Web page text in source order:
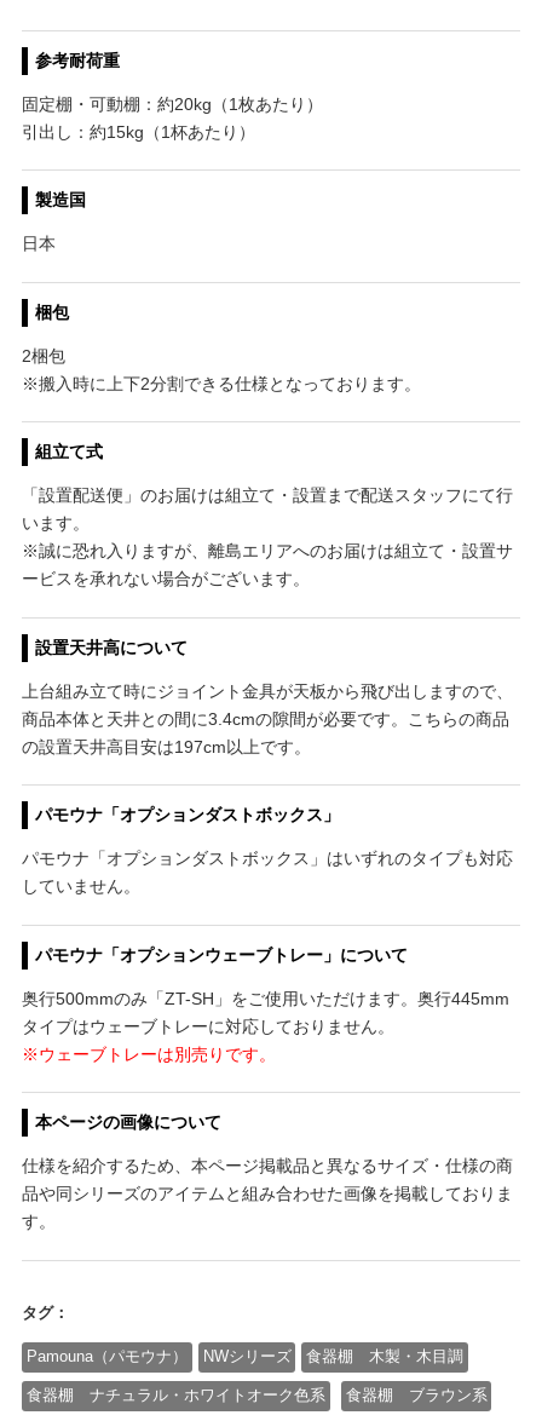
参考耐荷重
固定棚・可動棚：約20kg（1枚あたり）
引出し：約15kg（1杯あたり）
製造国
日本
梱包
2梱包
※搬入時に上下2分割できる仕様となっております。
組立て式
「設置配送便」のお届けは組立て・設置まで配送スタッフにて行
います。
※誠に恐れ入りますが、離島エリアへのお届けは組立て・設置サ
ービスを承れない場合がございます。
設置天井高について
上台組み立て時にジョイント金具が天板から飛び出しますので、
商品本体と天井との間に3.4cmの隙間が必要です。こちらの商品
の設置天井高目安は197cm以上です。
パモウナ「オプションダストボックス」
パモウナ「オプションダストボックス」はいずれのタイプも対応
していません。
パモウナ「オプションウェーブトレー」について
奥行500mmのみ「ZT-SH」をご使用いただけます。奥行445mm
タイプはウェーブトレーに対応しておりません。
※ウェーブトレーは別売りです。
本ページの画像について
仕様を紹介するため、本ページ掲載品と異なるサイズ・仕様の商
品や同シリーズのアイテムと組み合わせた画像を掲載しておりま
す。
タグ：
Pamouna（パモウナ） NWシリーズ 食器棚 木製・木目調
食器棚 ナチュラル・ホワイトオーク色系 食器棚 ブラウン系